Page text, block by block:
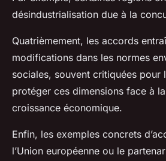
désindustrialisation due à la
Quatrièmement, les accords
modifications dans les normes
sociales, souvent critiquées pour
protéger ces dimensions face à
croissance économique.
Enfin, les exemples concrets
l’Union européenne ou le